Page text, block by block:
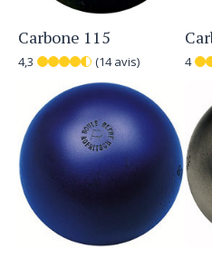
Carbone 115
4,3 (14 avis) 4